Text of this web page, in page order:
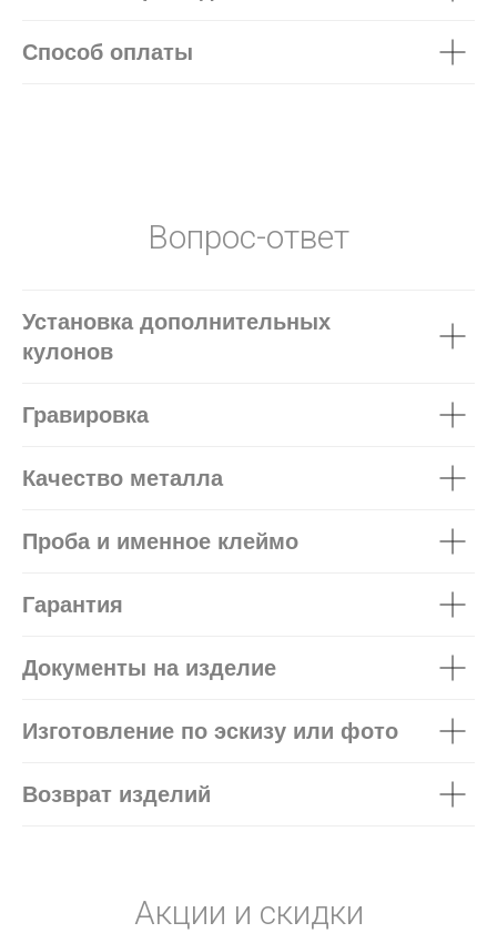
Способ оплаты
Вопрос-ответ
Установка дополнительных
кулонов
Гравировка
Качество металла
Проба и именное клеймо
Гарантия
Документы на изделие
Изготовление по эскизу или фото
Возврат изделий
Акции и скидки